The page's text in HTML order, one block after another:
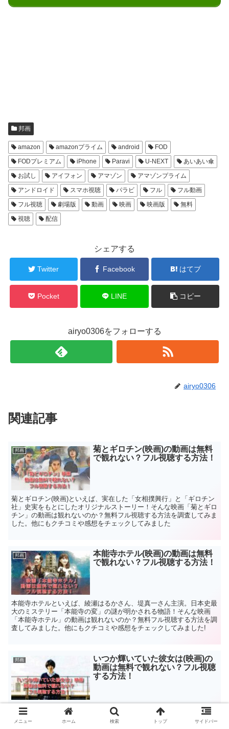
邦画
amazon amazonプライム android
FOD
FODプレミアム
iPhone Paravi U-NEXT
あいあい傘
お試し
アイフォン アマゾン
アマゾンプライム
アンドロイド
スマホ視聴 パラビ フル
フル動画
フル視聴
劇場版 動画 映画 映画版
無料
視聴
配信
シェアする
Twitter Facebook はてブ
Pocket LINE コピー
airyo0306をフォローする
airyo0306
関連記事
邦画
菊とギロチン(映画)の動画は無料
で観れない？フル視聴する方法！
菊とギロチン(映画)といえば、実在した「女相撲興行」と「ギロチン
社」史実をもとにしたオリジナルストーリー！そんな映画「菊とギロ
チン」の動画は観れないのか？無料フル視聴する方法を調査してみま
した。他にもクチコミや感想をチェックしてみました
邦画
本能寺ホテル(映画)の動画は無料
で観れない？フル視聴する方法！
本能寺ホテルといえば、綾瀬はるかさん、堤真一さん主演。日本史最
大のミステリー「本能寺の変」の謎が明かされる物語！そんな映画
「本能寺ホテル」の動画は観れないのか？無料フル視聴する方法を調
査してみました。他にもクチコミや感想をチェックしてみました!
邦画
いつか輝いていた彼女は(映画)の
動画は無料で観れない？フル視聴
する方法！
いつか輝いていた彼女は(映画)といえば、お互いを比べあう女子高生
たちのプライドをリアルに描いた青春ドラマ！そんな映画「いつか輝
いていた彼女は」の動画は観れないのか？無料フル視聴する方法を調
メニュー ホーム 検索 トップ サイドバー